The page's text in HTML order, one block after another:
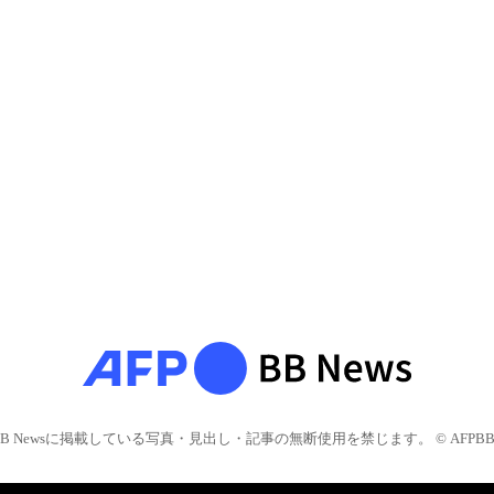
Newsに掲載している写真・見出し・記事の無断使用を禁じます。 © AFPBB